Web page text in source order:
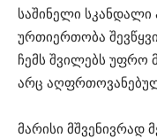
საშინელი სკანდალი
ურთიერთობა
ჩემს შვილებს უფრო
არც
მარისი